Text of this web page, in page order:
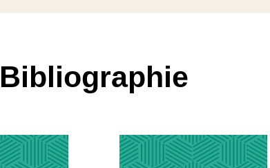
Bibliographie